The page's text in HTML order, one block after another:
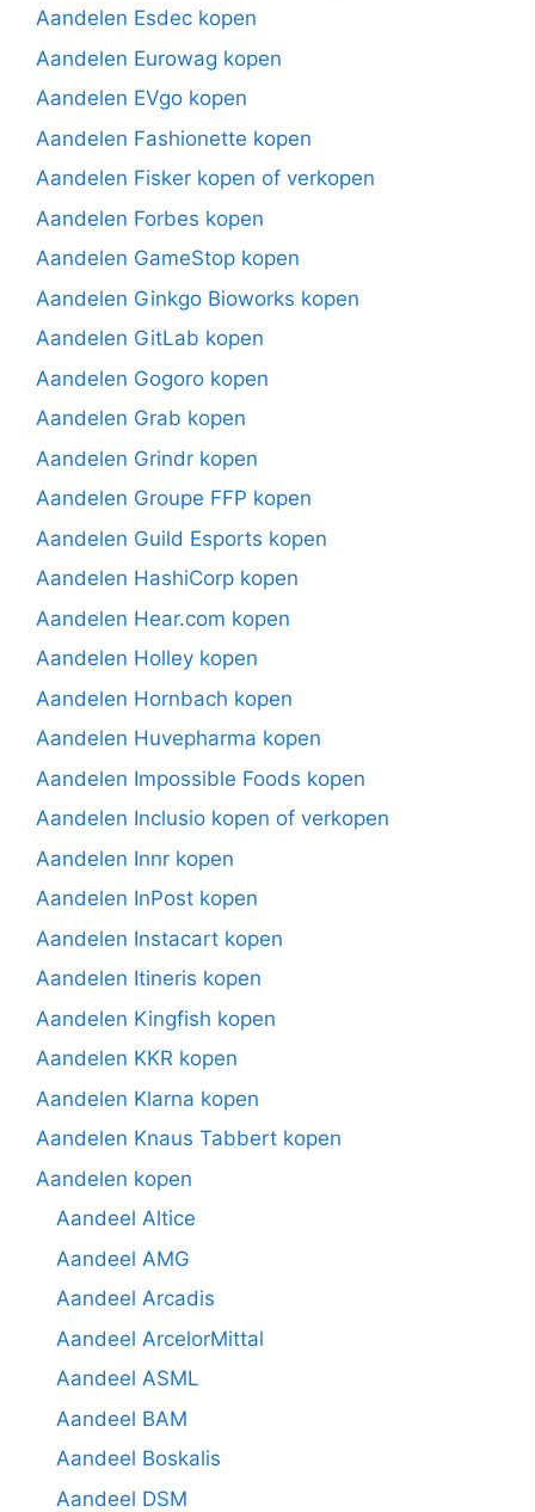
Aandelen Esdec kopen
Aandelen Eurowag kopen
Aandelen EVgo kopen
Aandelen Fashionette kopen
Aandelen Fisker kopen of verkopen
Aandelen Forbes kopen
Aandelen GameStop kopen
Aandelen Ginkgo Bioworks kopen
Aandelen GitLab kopen
Aandelen Gogoro kopen
Aandelen Grab kopen
Aandelen Grindr kopen
Aandelen Groupe FFP kopen
Aandelen Guild Esports kopen
Aandelen HashiCorp kopen
Aandelen Hear.com kopen
Aandelen Holley kopen
Aandelen Hornbach kopen
Aandelen Huvepharma kopen
Aandelen Impossible Foods kopen
Aandelen Inclusio kopen of verkopen
Aandelen Innr kopen
Aandelen InPost kopen
Aandelen Instacart kopen
Aandelen Itineris kopen
Aandelen Kingfish kopen
Aandelen KKR kopen
Aandelen Klarna kopen
Aandelen Knaus Tabbert kopen
Aandelen kopen
Aandeel Altice
Aandeel AMG
Aandeel Arcadis
Aandeel ArcelorMittal
Aandeel ASML
Aandeel BAM
Aandeel Boskalis
Aandeel DSM